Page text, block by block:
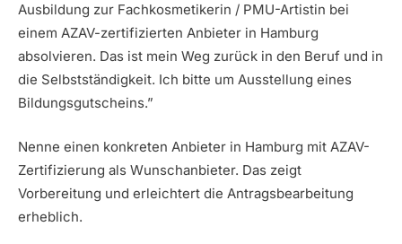
Ausbildung zur Fachkosmetikerin / PMU-Artistin bei
einem AZAV-zertifizierten Anbieter in Hamburg
absolvieren. Das ist mein Weg zurück in den Beruf und in
die Selbstständigkeit. Ich bitte um Ausstellung eines
Bildungsgutscheins.”
Nenne einen konkreten Anbieter in Hamburg mit AZAV-
Zertifizierung als Wunschanbieter. Das zeigt
Vorbereitung und erleichtert die Antragsbearbeitung
erheblich.